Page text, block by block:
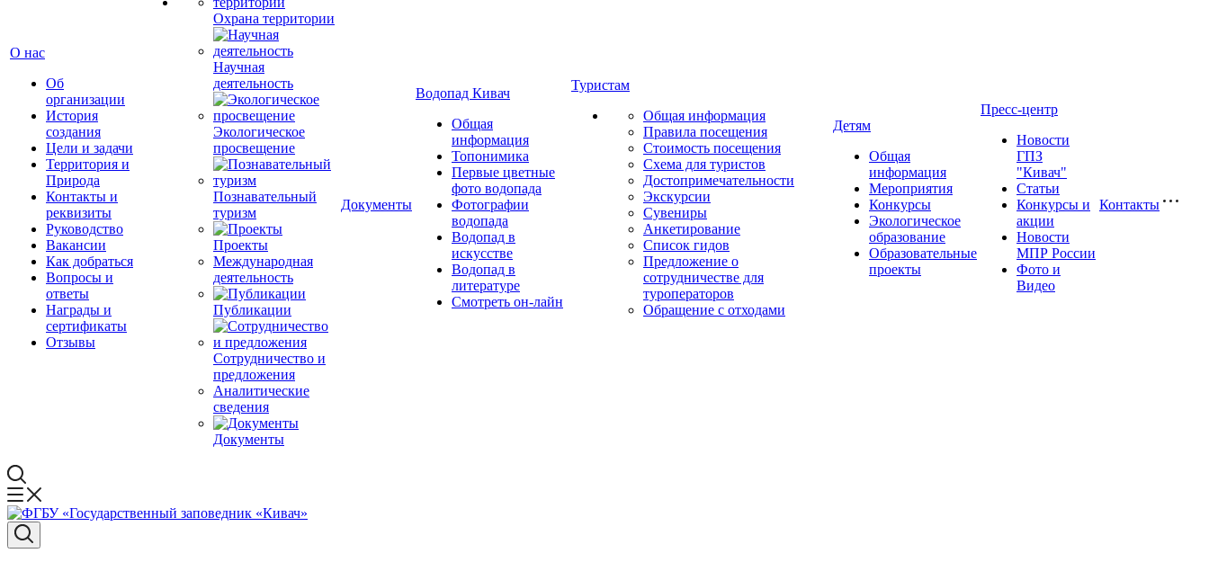
О нас
Об
организации
История
создания
Цели и задачи
Территория и
Природа
Контакты и
реквизиты
Руководство
Вакансии
Как добраться
Вопросы и
ответы
Награды и
сертификаты
Отзывы
Охрана территории
Научная
деятельность
Экологическое
просвещение
Познавательный
туризм
Проекты
Международная
деятельность
Публикации
Сотрудничество и
предложения
Аналитические
сведения
Документы
Документы
Водопад Кивач
Общая
информация
Топонимика
Первые цветные
фото водопада
Фотографии
водопада
Водопад в
искусстве
Водопад в
литературе
Смотреть он-лайн
Туристам
Общая информация
Правила посещения
Стоимость посещения
Схема для туристов
Достопримечательности
Экскурсии
Сувениры
Анкетирование
Список гидов
Предложение о
сотрудничестве для
туроператоров
Обращение с отходами
Детям
Общая
информация
Мероприятия
Конкурсы
Экологическое
образование
Образовательные
проекты
Пресс-центр
Новости
ГПЗ
"Кивач"
Статьи
Конкурсы и
акции
Новости
МПР России
Фото и
Видео
Контакты